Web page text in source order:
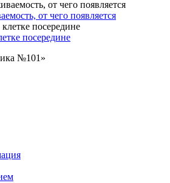
от чего появляется
посередине
№101»